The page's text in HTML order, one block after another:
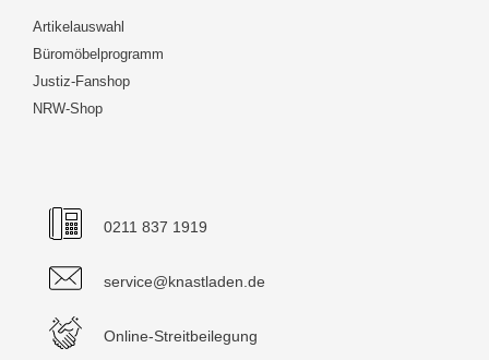
Artikelauswahl
Büromöbelprogramm
Justiz-Fanshop
NRW-Shop
0211 837 1919
service@knastladen.de
Online-Streitbeilegung